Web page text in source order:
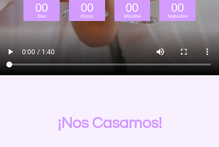
00
Días
00
Horas
00
Minutos
00
Segundos
¡Nos Casamos!